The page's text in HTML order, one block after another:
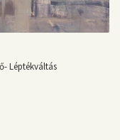
Léptékváltás